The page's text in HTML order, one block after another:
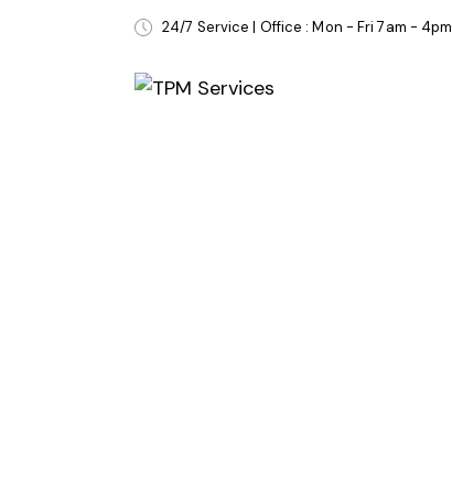
24/7 Service | Office : Mon - Fri 7am - 4pm